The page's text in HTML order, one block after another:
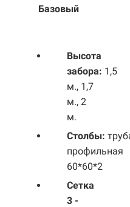
Базовый
Высота
забора: 1,5
м., 1,7
м., 2
м.
Столбы:
профильная
60*60*2
Сетка
3 -